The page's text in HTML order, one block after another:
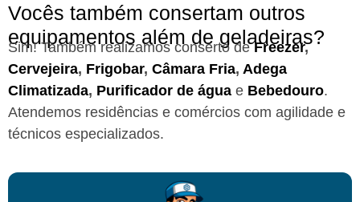
Vocês também consertam outros
equipamentos além de geladeiras?
Sim! Também realizamos conserto deFreezer,
Cervejeira, Frigobar, Câmara Fria, Adega
Climatizada, Purificador de água e Bebedouro.
Atendemos residências e comércios com agilidade e
técnicos especializados.